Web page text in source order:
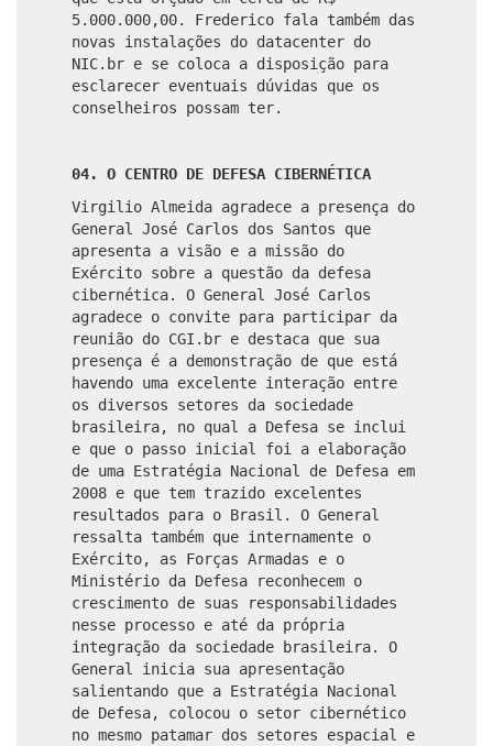
5.000.000,00. Frederico fala também das
novas instalações do datacenter do
NIC.br e se coloca a disposição para
esclarecer eventuais dúvidas que os
conselheiros possam ter.
04. O CENTRO DE DEFESA CIBERNÉTICA
Virgilio Almeida agradece a presença do
General José Carlos dos Santos que
apresenta a visão e a missão do
Exército sobre a questão da defesa
cibernética. O General José Carlos
agradece o convite para participar da
reunião do CGI.br e destaca que sua
presença é a demonstração de que está
havendo uma excelente interação entre
os diversos setores da sociedade
brasileira, no qual a Defesa se inclui
e que o passo inicial foi a elaboração
de uma Estratégia Nacional de Defesa em
2008 e que tem trazido excelentes
resultados para o Brasil. O General
ressalta também que internamente o
Exército, as Forças Armadas e o
Ministério da Defesa reconhecem o
crescimento de suas responsabilidades
nesse processo e até da própria
integração da sociedade brasileira. O
General inicia sua apresentação
salientando que a Estratégia Nacional
de Defesa, colocou o setor cibernético
no mesmo patamar dos setores espacial e